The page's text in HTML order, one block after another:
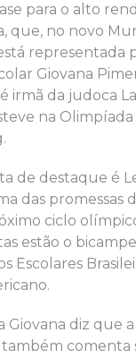
para o alto
que, no novo
representada
Giovana
irmã da judoca
na
de destaque é
das promessas
ciclo
estão o
Escolares
Giovana diz que
também comenta